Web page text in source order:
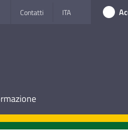
Contatti ITA